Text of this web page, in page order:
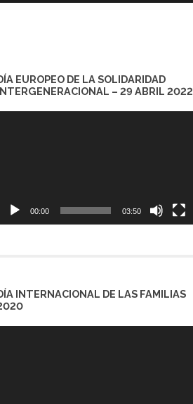
EUROPEO DE LA SOLIDARIDAD
– 29 ABRIL 2022
00:00 03:50
INTERNACIONAL DE LAS FAMILIAS